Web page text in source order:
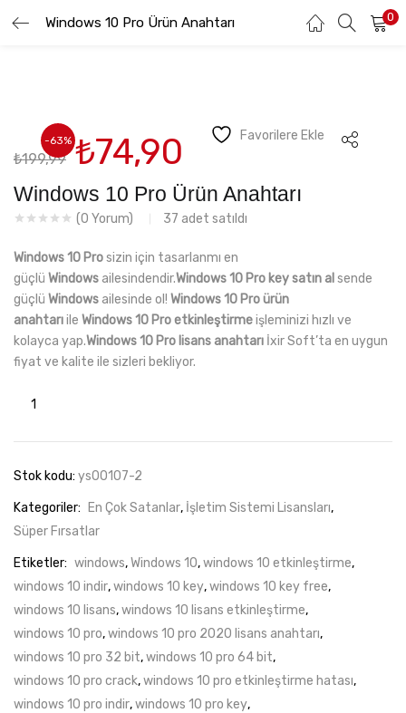
Windows 10 Pro Ürün Anahtarı 0
GIRIŞ YAP KAYIT OL
Beni hatırla
Şifremi Unuttum
-63% Favorilere Ekle
Windows 10 Pro Ürün Anahtarı
(0 Yorum) 37 adet satıldı
₺199,99 Orijinal
fiyat:
₺199,99.
₺74,90 Şu
andaki
fiyat:
₺74,90.
Windows 10 Prosizin için tasarlanmı en
güçlü Windows ailesindendir.Windows 10 Pro key satın al sende
güçlü Windows ailesinde ol! Windows 10 Pro ürün
anahtarıile Windows10 Proetkinleştirmeişleminizi hızlı ve
kolayca yap.Windows 10 Pro lisans anahtarı İxir Soft’ta en uygun
fiyat ve kalite ile sizleri bekliyor.
Windows
Pro
Ürün
adet
Stok kodu: ys00107-2
Kategoriler: En Çok Satanlar, İşletim Sistemi Lisansları,
Süper Fırsatlar
Etiketler: windows,Windows 10,windows 10 etkinleştirme,
windows 10 indir,windows 10 key,windows 10 key free,
windows 10 lisans,windows 10 lisans etkinleştirme,
windows 10 pro,windows 10 pro 2020 lisans anahtarı,
windows 10 pro 32 bit,windows 10 pro 64 bit,
windows 10 pro crack,windows 10 pro etkinleştirme hatası,
windows 10 pro indir,windows 10 pro key,